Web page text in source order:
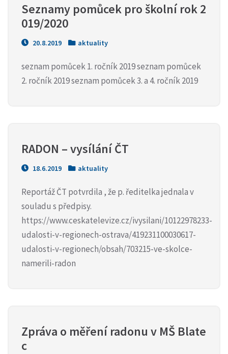
Seznamy pomůcek pro školní rok 2
019/2020
20.8.2019 aktuality
seznam pomůcek 1. ročník 2019 seznam pomůcek
2. ročník 2019 seznam pomůcek 3. a 4. ročník 2019
RADON – vysílání ČT
18.6.2019 aktuality
Reportáž ČT potvrdila , že p. ředitelka jednala v
souladu s předpisy.
https://www.ceskatelevize.cz/ivysilani/10122978233-
udalosti-v-regionech-ostrava/419231100030617-
udalosti-v-regionech/obsah/703215-ve-skolce-
namerili-radon
Zpráva o měření radonu v MŠ Blate
c